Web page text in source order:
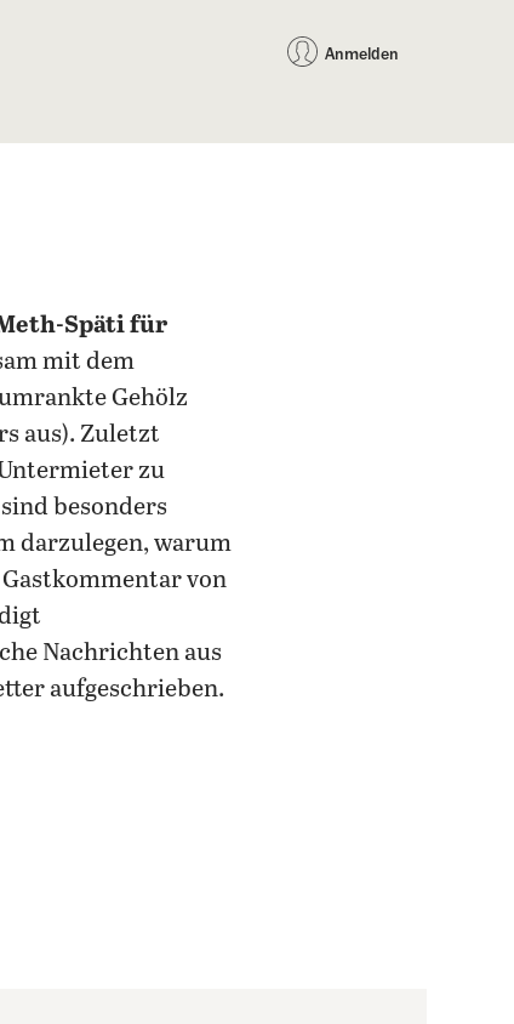
Anmelden
Späti für
mit dem
Gehölz
aus). Zuletzt
zu
besonders
darzulegen, warum
Gastkommentar von
Nachrichten aus
aufgeschrieben.